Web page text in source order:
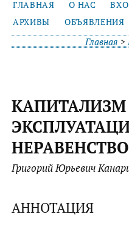
ГЛАВНАЯ О НАС
АРХИВЫ
ОБЪЯВЛЕНИЯ
Главная >
Григорий Юрьевич
АННОТАЦИЯ